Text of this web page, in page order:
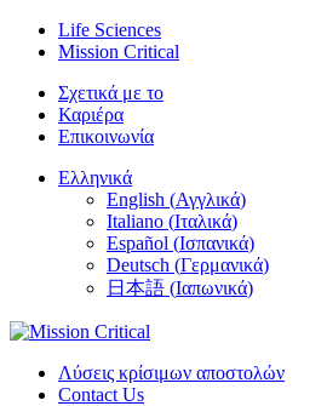
Skip
Life Sciences
Mission Critical
Σχετικά με το
Καριέρα
Επικοινωνία
Ελληνικά
English (Αγγλικά)
Italiano (Ιταλικά)
Español (Ισπανικά)
Deutsch (Γερμανικά)
日本語 (Ιαπωνικά)
Λύσεις κρίσιμων αποστολών
Contact Us